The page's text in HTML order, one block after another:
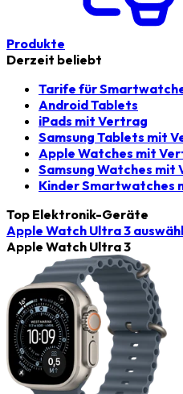
Produkte
Derzeit beliebt
Tarife für
Android Tablets
iPads mit Vertrag
Samsung Tablets mit
Apple Watches mit
Samsung Watches mit
Kinder Smartwatches
Top Elektronik-Geräte
Apple Watch Ultra 3
Apple Watch Ultra 3